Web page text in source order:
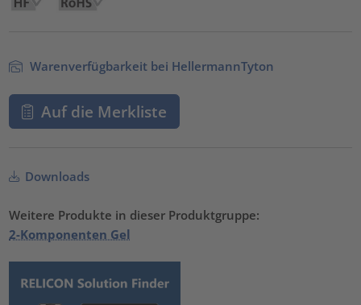
Warenverfügbarkeit bei HellermannTyton
Auf die Merkliste
Downloads
Weitere Produkte in dieser Produktgruppe:
2-Komponenten Gel